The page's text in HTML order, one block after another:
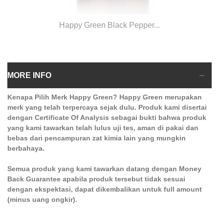
Happy Green Black Pepper...
MORE INFO
Kenapa Pilih Merk Happy Green? Happy Green merupakan
merk yang telah terpercaya sejak dulu. Produk kami disertai
dengan Certificate Of Analysis sebagai bukti bahwa produk
yang kami tawarkan telah lulus uji tes, aman di pakai dan
bebas dari pencampuran zat kimia lain yang mungkin
berbahaya.
Semua produk yang kami tawarkan datang dengan Money
Back Guarantee apabila produk tersebut tidak sesuai
dengan ekspektasi, dapat dikembalikan untuk full amount
(minus uang ongkir).